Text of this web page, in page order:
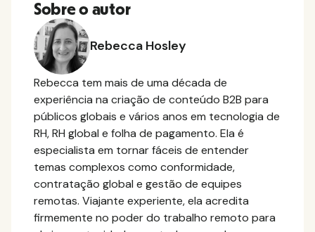
Sobre o autor
Rebecca Hosley
Rebecca tem mais de uma década de
experiência na criação de conteúdo B2B para
públicos globais e vários anos em tecnologia de
RH, RH global e folha de pagamento. Ela é
especialista em tornar fáceis de entender
temas complexos como conformidade,
contratação global e gestão de equipes
remotas. Viajante experiente, ela acredita
firmemente no poder do trabalho remoto para